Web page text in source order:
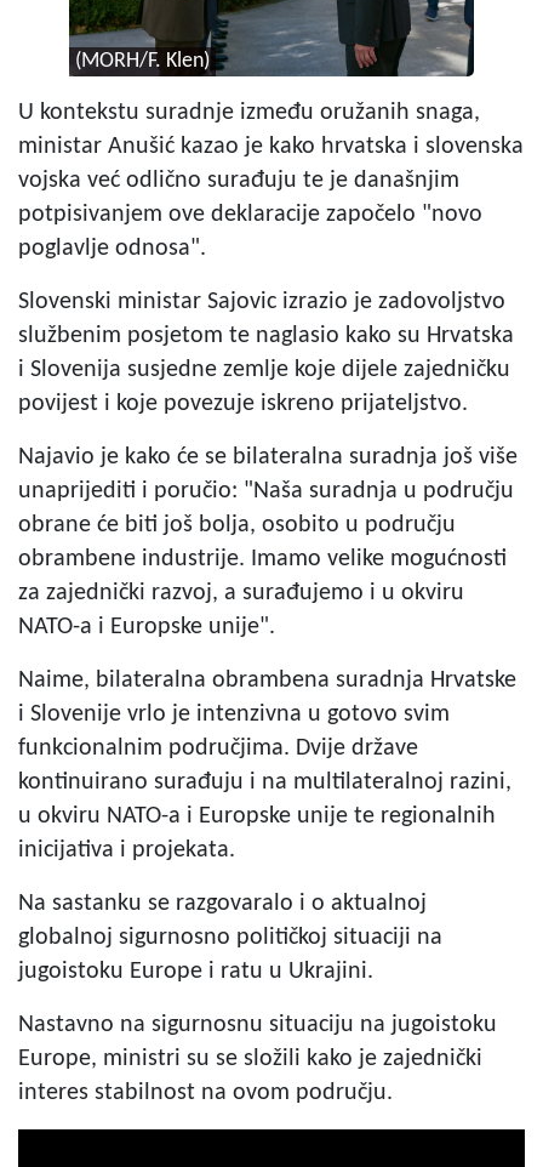
(MORH/F. Klen)
U kontekstu suradnje između oružanih snaga,
ministar Anušić kazao je kako hrvatska i slovenska
vojska već odlično surađuju te je današnjim
potpisivanjem ove deklaracije započelo "novo
poglavlje odnosa".
Slovenski ministar Sajovic izrazio je zadovoljstvo
službenim posjetom te naglasio kako su Hrvatska
i Slovenija susjedne zemlje koje dijele zajedničku
povijest i koje povezuje iskreno prijateljstvo.
Najavio je kako će se bilateralna suradnja još više
unaprijediti i poručio: "Naša suradnja u području
obrane će biti još bolja, osobito u području
obrambene industrije. Imamo velike mogućnosti
za zajednički razvoj, a surađujemo i u okviru
NATO-a i Europske unije".
Naime, bilateralna obrambena suradnja Hrvatske
i Slovenije vrlo je intenzivna u gotovo svim
funkcionalnim područjima. Dvije države
kontinuirano surađuju i na multilateralnoj razini,
u okviru NATO-a i Europske unije te regionalnih
inicijativa i projekata.
Na sastanku se razgovaralo i o aktualnoj
globalnoj sigurnosno političkoj situaciji na
jugoistoku Europe i ratu u Ukrajini.
Nastavno na sigurnosnu situaciju na jugoistoku
Europe, ministri su se složili kako je zajednički
interes stabilnost na ovom području.